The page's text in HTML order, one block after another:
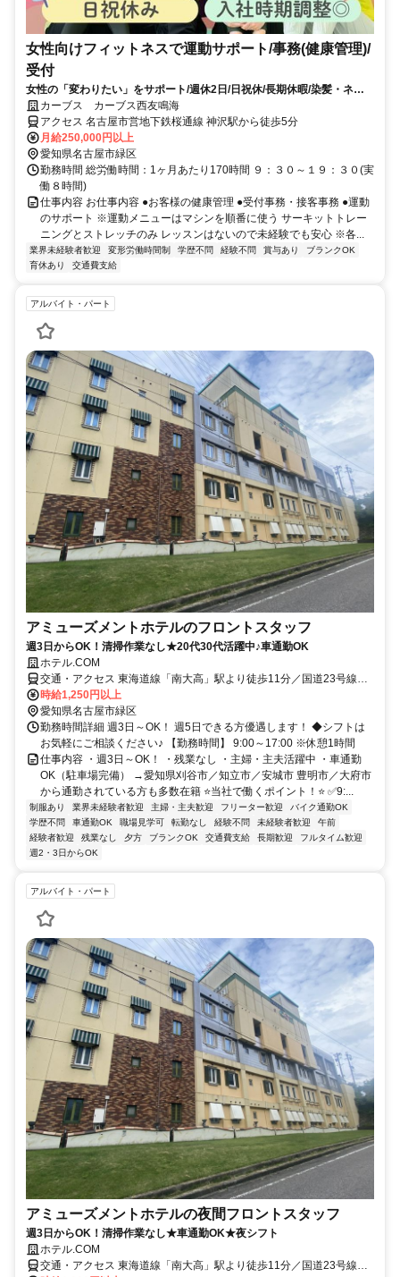
女性向けフィットネスで運動サポート/事務(健康管理)/
受付
女性の「変わりたい」をサポート/週休2日/日祝休/長期休暇/染髪・ネイ
ルOK※規定内
カーブス カーブス西友鳴海
アクセス 名古屋市営地下鉄桜通線 神沢駅から徒歩5分
月給250,000円以上
愛知県名古屋市緑区
勤務時間 総労働時間：1ヶ月あたり170時間 ９：３０～１９：３０(実
働８時間)
仕事内容 お仕事内容 ●お客様の健康管理 ●受付事務・接客事務 ●運動
のサポート ※運動メニューはマシンを順番に使う サーキットトレー
ニングとストレッチのみ レッスンはないので未経験でも安心 ※各...
業界未経験者歓迎 変形労働時間制 学歴不問 経験不問 賞与あり
ブランクOK
育休あり
交通費支給
アルバイト・パート
アミューズメントホテルのフロントスタッフ
週3日からOK！清掃作業なし★20代30代活躍中♪車通勤OK
ホテル.COM
交通・アクセス 東海道線「南大高」駅より徒歩11分／国道23号線沿
い「大高南インター・大高北インター」0分／車通勤OK・駐車場完備
時給1,250円以上
愛知県名古屋市緑区
勤務時間詳細 週3日～OK！ 週5日できる方優遇します！ ◆シフトは
お気軽にご相談ください♪ 【勤務時間】 9:00～17:00 ※休憩1時間
仕事内容 ・週3日～OK！ ・残業なし ・主婦・主夫活躍中 ・車通勤
OK（駐車場完備） →愛知県刈谷市／知立市／安城市 豊明市／大府市
から通勤されている方も多数在籍 ⭐当社で働くポイント！⭐ ✅9:...
制服あり 業界未経験者歓迎 主婦・主夫歓迎 フリーター歓迎
バイク通勤OK
学歴不問
車通勤OK 職場見学可 転勤なし 経験不問 未経験者歓迎
午前
経験者歓迎
残業なし 夕方 ブランクOK 交通費支給 長期歓迎
フルタイム歓迎
週2・3日からOK
アルバイト・パート
アミューズメントホテルの夜間フロントスタッフ
週3日からOK！清掃作業なし★車通勤OK★夜シフト
ホテル.COM
交通・アクセス 東海道線「南大高」駅より徒歩11分／国道23号線沿